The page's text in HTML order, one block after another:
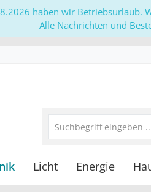
haben wir Betriebsurlaub.
Alle Nachrichten und
Licht Energie